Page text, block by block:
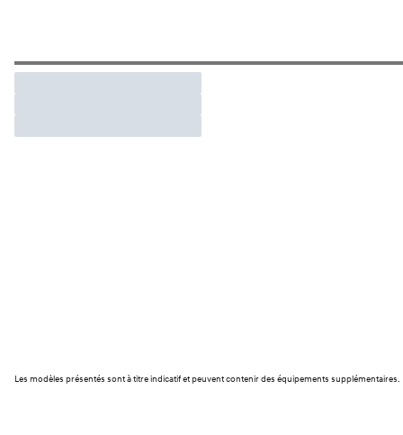
Les modèles présentés sont à titre indicatif et peuvent contenir des équipements supplémentaires.